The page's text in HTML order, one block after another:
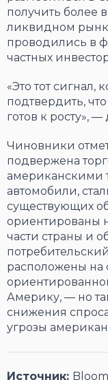
получить более
ликвидном
проводились в
частных
«Это тот сигнал,
подтвердить,
готов к росту»,
Чиновники
подвержена
американскими
автомобили,
существующих
ориентированы
части страны и
расположены на
Америку, — но
снижения
угрозы
Источник: